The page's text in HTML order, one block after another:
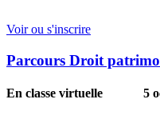
Voir ou s'inscrire
Parcours Droit
En classe virtuelle 5